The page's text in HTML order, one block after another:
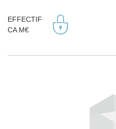
EFFECTIF
CA M€